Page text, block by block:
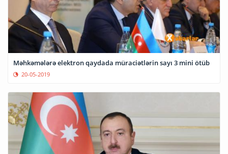
Məhkəmələrə elektron qaydada müraciətlərin sayı 3 mini ötüb
20-05-2019